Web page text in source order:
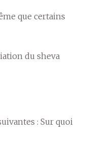
que certains
du sheva
: Sur quoi